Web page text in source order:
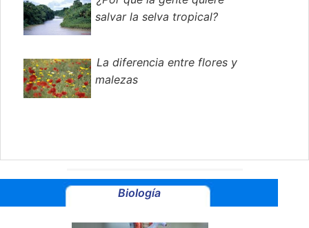
salvar la selva tropical?
La diferencia entre flores y
malezas
Biología